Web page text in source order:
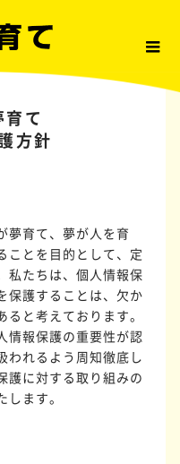
育て
方針
夢育て、夢が人を育
ことを目的として、定
私たちは、個人情報保
保護することは、欠か
ると考えております。
情報保護の重要性が認
われるよう周知徹底し
護に対する取り組みの
します。